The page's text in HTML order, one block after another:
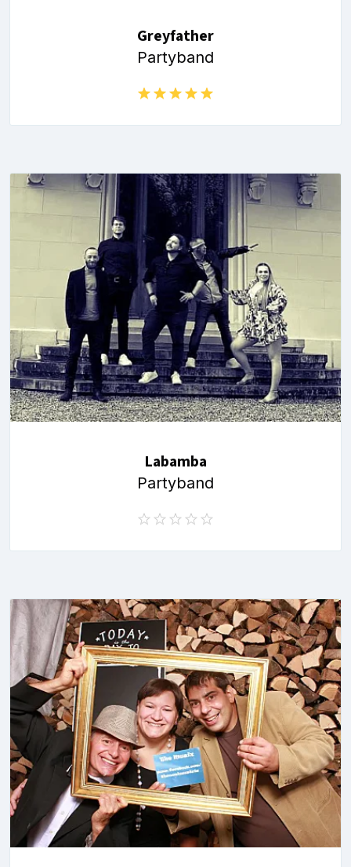
Greyfather
Partyband
Labamba
Partyband